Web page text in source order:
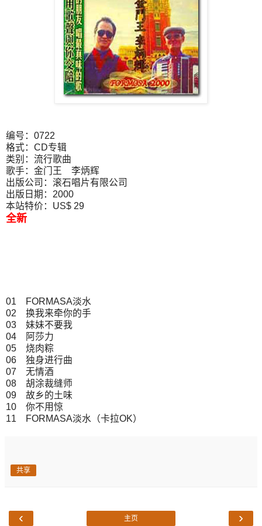
编号：0722
格式：CD专辑
类别：流行歌曲
歌手：金门王 李炳辉
出版公司：滚石唱片有限公司
出版日期：2000
本站特价：US$ 29
全新
01 FORMASA淡水
02 换我来牵你的手
03 妹妹不要我
04 阿莎力
05 烧肉粽
06 独身进行曲
07 无情酒
08 胡涂裁缝师
09 故乡的土味
10 你不用惊
11 FORMASA淡水（卡拉OK）
共享
‹ ›
主页